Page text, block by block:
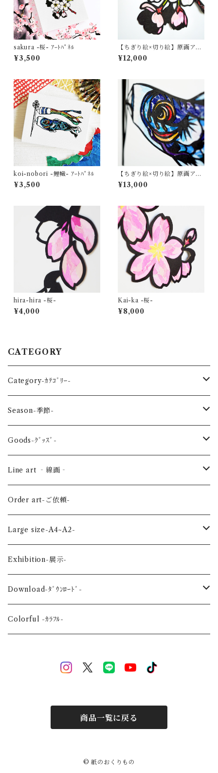
sakura -桜- ｱｰﾄﾊﾟﾈﾙ
¥3,500
【ちぎり絵×切り絵】原画アー
ト 『saku-ra （桜）』
¥12,000
koi-nobori -鯉幟- ｱｰﾄﾊﾟﾈﾙ
¥3,500
【ちぎり絵×切り絵】原画アー
ト『koi-nobori（鯉のぼ
り）』
¥13,000
hira-hira -桜-
¥4,000
Kai-ka -桜-
¥8,000
CATEGORY
Category-ｶﾃｺﾞﾘｰ-
reptile-爬虫類-
Sea-海の生き物-
Bird-鳥-
Land-陸の生き物-
Planet-惑星-
Flower-花-
Wedding-婚礼-
Event-祝祭-
Mother's Day
Season-季節-
Spring-春-
Summer-夏-
Autumn-秋-
Winter-冬-
Goods-ｸﾞｯｽﾞ-
Key ring -ｷｰﾎﾙﾀﾞｰ
Art panel -ｱｰﾄﾊﾟﾈﾙ-
Acrylic figure -ｱｸﾘﾙﾌｨｷﾞｭｱ-
Line art ‐線画‐
Flower ‐花-
Mini -ミニ-
Okinawa-沖縄-
Order art-ご依頼-
Large size-A4~A2-
A4
A3
A2
Exhibition-展示-
Download-ﾀﾞｳﾝﾛｰﾄﾞ-
Alphabet-文字-
Colorful -ｶﾗﾌﾙ-
商品一覧に戻る
© 紙のおくりもの